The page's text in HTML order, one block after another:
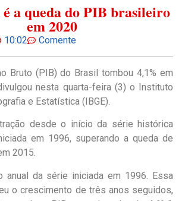
é a queda do PIB brasileiro
em 2020
10:02 Comente
Bruto (PIB) do Brasil tombou 4,1% em
nesta quarta-feira (3) o Instituto
e Estatística (IBGE).
desde o início da série histórica
em 1996, superando a queda de
2015.
anual da série iniciada em 1996. Essa
o crescimento de três anos seguidos,